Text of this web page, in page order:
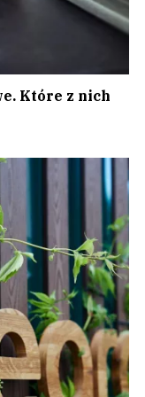
Które z nich